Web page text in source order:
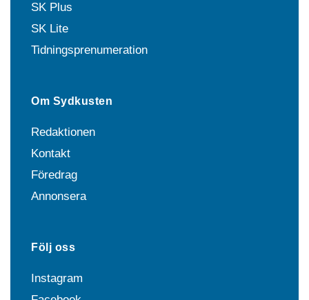
SK Plus
SK Lite
Tidningsprenumeration
Om Sydkusten
Redaktionen
Kontakt
Föredrag
Annonsera
Följ oss
Instagram